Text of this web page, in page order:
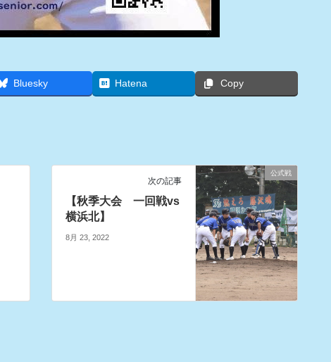
Bluesky Hatena Copy
公式戦
次の記事
【秋季大会 一回戦vs
横浜北】
8月 23, 2022